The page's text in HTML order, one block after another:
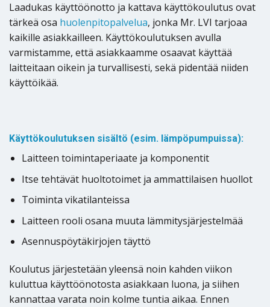
Laadukas käyttöönotto ja kattava käyttökoulutus ovat
tärkeä osa huolenpitopalvelua, jonka Mr. LVI tarjoaa
kaikille asiakkailleen. Käyttökoulutuksen avulla
varmistamme, että asiakkaamme osaavat käyttää
laitteitaan oikein ja turvallisesti, sekä pidentää niiden
käyttöikää.
Käyttökoulutuksen sisältö (esim. lämpöpumpuissa):
Laitteen toimintaperiaate ja komponentit
Itse tehtävät huoltotoimet ja ammattilaisen huollot
Toiminta vikatilanteissa
Laitteen rooli osana muuta lämmitysjärjestelmää
Asennuspöytäkirjojen täyttö
Koulutus järjestetään yleensä noin kahden viikon
kuluttua käyttöönotosta asiakkaan luona, ja siihen
kannattaa varata noin kolme tuntia aikaa. Ennen